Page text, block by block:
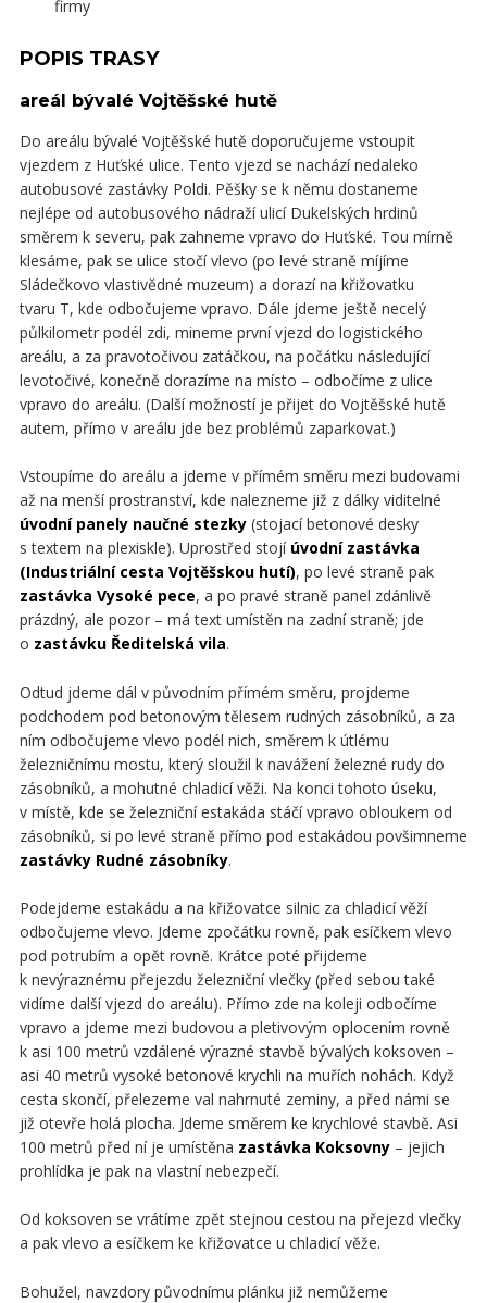
firmy
POPIS TRASY
areál bývalé Vojtěšské hutě
Do areálu bývalé Vojtěšské hutě doporučujeme vstoupit
vjezdem z Huťské ulice. Tento vjezd se nachází nedaleko
autobusové zastávky Poldi. Pěšky se k němu dostaneme
nejlépe od autobusového nádraží ulicí Dukelských hrdinů
směrem k severu, pak zahneme vpravo do Huťské. Tou mírně
klesáme, pak se ulice stočí vlevo (po levé straně míjíme
Sládečkovo vlastivědné muzeum) a dorazí na křižovatku
tvaru T, kde odbočujeme vpravo. Dále jdeme ještě necelý
půlkilometr podél zdi, mineme první vjezd do logistického
areálu, a za pravotočivou zatáčkou, na počátku následující
levotočivé, konečně dorazíme na místo – odbočíme z ulice
vpravo do areálu. (Další možností je přijet do Vojtěšské hutě
autem, přímo v areálu jde bez problémů zaparkovat.)
Vstoupíme do areálu a jdeme v přímém směru mezi budovami
až na menší prostranství, kde nalezneme již z dálky viditelné
úvodní panely naučné stezky(stojací betonové desky
s textem na plexiskle). Uprostřed stojí úvodní zastávka
(Industriální cesta Vojtěšskou hutí), po levé straně pak
zastávka Vysoké pece, a po pravé straně panel zdánlivě
prázdný, ale pozor – má text umístěn na zadní straně; jde
o zastávku Ředitelská vila.
Odtud jdeme dál v původním přímém směru, projdeme
podchodem pod betonovým tělesem rudných zásobníků, a za
ním odbočujeme vlevo podél nich, směrem k útlému
železničnímu mostu, který sloužil k navážení železné rudy do
zásobníků, a mohutné chladicí věži. Na konci tohoto úseku,
v místě, kde se železniční estakáda stáčí vpravo obloukem od
zásobníků, si po levé straně přímo pod estakádou povšimneme
zastávky Rudné zásobníky.
Podejdeme estakádu a na křižovatce silnic za chladicí věží
odbočujeme vlevo. Jdeme zpočátku rovně, pak esíčkem vlevo
pod potrubím a opět rovně. Krátce poté přijdeme
k nevýraznému přejezdu železniční vlečky (před sebou také
vidíme další vjezd do areálu). Přímo zde na koleji odbočíme
vpravo a jdeme mezi budovou a pletivovým oplocením rovně
k asi 100 metrů vzdálené výrazné stavbě bývalých koksoven –
asi 40 metrů vysoké betonové krychli na muřích nohách. Když
cesta skončí, přelezeme val nahrnuté zeminy, a před námi se
již otevře holá plocha. Jdeme směrem ke krychlové stavbě. Asi
100 metrů před ní je umístěna zastávka Koksovny– jejich
prohlídka je pak na vlastní nebezpečí.
Od koksoven se vrátíme zpět stejnou cestou na přejezd vlečky
a pak vlevo a esíčkem ke křižovatce u chladicí věže.
Bohužel, navzdory původnímu plánku již nemůžeme